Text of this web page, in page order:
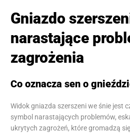
Gniazdo
narastające
zagrożenia
Co oznacza sen o
Widok gniazda szerszeni we śnie jest
symbol narastających problemów,
ukrytych zagrożeń, które gromadzą